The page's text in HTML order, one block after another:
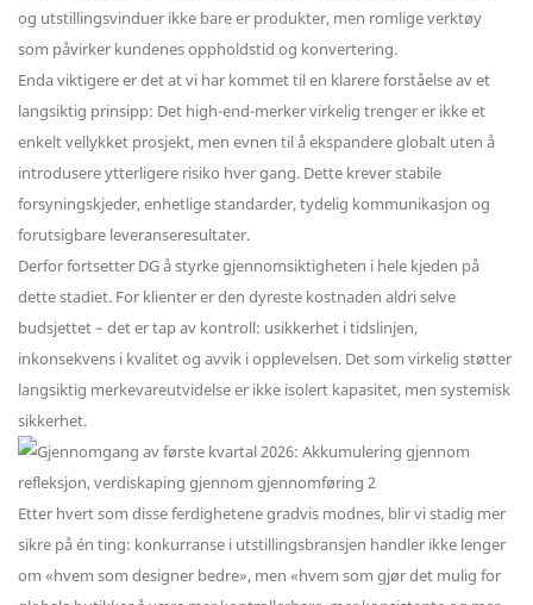
og utstillingsvinduer ikke bare er produkter, men romlige verktøy
som påvirker kundenes oppholdstid og konvertering.
Enda viktigere er det at vi har kommet til en klarere forståelse av et
langsiktig prinsipp: Det high-end-merker virkelig trenger er ikke et
enkelt vellykket prosjekt, men evnen til å ekspandere globalt uten å
introdusere ytterligere risiko hver gang. Dette krever stabile
forsyningskjeder, enhetlige standarder, tydelig kommunikasjon og
forutsigbare leveranseresultater.
Derfor fortsetter DG å styrke gjennomsiktigheten i hele kjeden på
dette stadiet. For klienter er den dyreste kostnaden aldri selve
budsjettet – det er tap av kontroll: usikkerhet i tidslinjen,
inkonsekvens i kvalitet og avvik i opplevelsen. Det som virkelig støtter
langsiktig merkevareutvidelse er ikke isolert kapasitet, men systemisk
sikkerhet.
Etter hvert som disse ferdighetene gradvis modnes, blir vi stadig mer
sikre på én ting: konkurranse i utstillingsbransjen handler ikke lenger
om «hvem som designer bedre», men «hvem som gjør det mulig for